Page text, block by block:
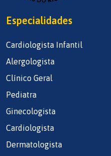
Especialidades
Cardiologista Infantil
Alergologista
Clínico Geral
Pediatra
Ginecologista
Cardiologista
Dermatologista